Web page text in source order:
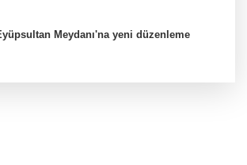
Meydanı'na yeni düzenleme